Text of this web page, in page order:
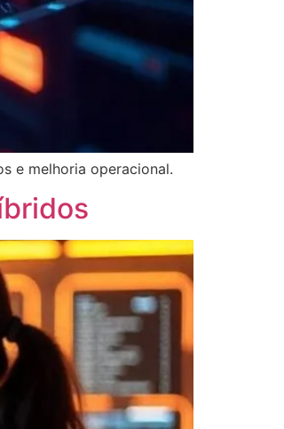
e melhoria operacional.